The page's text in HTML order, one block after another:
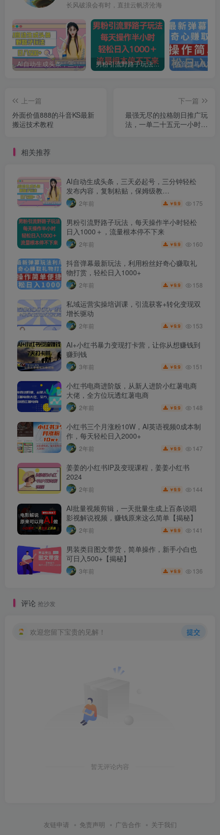
长风破浪会有时，直挂云帆济沧海
AI自动生成头条，三天必起号，三分钟轻松发布内容，复制粘贴，保姆级教… 男粉引流野路子玩法，每天操作半小时轻松日入1000＋，流量根本停不下来
上一篇
外面价值888的斗音KS最新
搬运技术教程
下一篇
最强无尽的拉格朗日推广玩
法，一单二十五元一小时十
相关推荐
AI自动生成头条，三天必起号，三分钟轻松
发布内容，复制粘贴，保姆级教…
2年前 ￥9.9 175
男粉引流野路子玩法，每天操作半小时轻松
日入1000＋，流量根本停不下来
2年前 ￥9.9 160
抖音弹幕最新玩法，利用粉丝好奇心赚取礼
物打赏，轻松日入1000+
2年前 ￥9.9 158
私域运营实操培训课，引流获客+转化变现双
增长驱动
2年前 ￥9.9 153
AI+小红书暴力变现打卡营，让你从想赚钱到
赚到钱
3年前 ￥9.9 151
小红书电商进阶版，从新人进阶小红薯电商
大佬，全方位玩透红薯电商
2年前 ￥9.9 148
小红书三个月涨粉10W，AI英语视频0成本制
作，每天轻松日入2000+
2年前 ￥9.9 147
姜姜的小红书IP及变现课程，姜姜小红书
2024
2年前 ￥9.9 144
AI批量视频剪辑，一天批量生成上百条说唱
影视解说视频，赚钱原来这么简单【揭秘】
2年前 ￥9.9 141
男装类目图文带货，简单操作，新手小白也
可日入500+【揭秘】
3年前 ￥9.9 136
评论 抢沙发
欢迎您留下宝贵的见解！ 提交
暂无评论内容
友链申请 免责声明 广告合作 关于我们